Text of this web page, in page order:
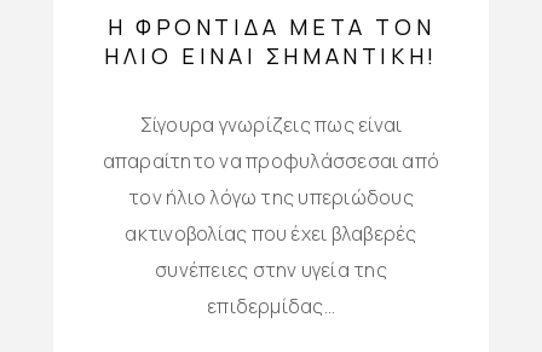
Η ΦΡΟΝΤΊΔΑ ΜΕΤΆ ΤΟΝ
ΉΛΙΟ ΕΊΝΑΙ ΣΗΜΑΝΤΙΚΉ!
Σίγουρα γνωρίζεις πως είναι
απαραίτητο να προφυλάσσεσαι από
τον ήλιο λόγω της υπεριώδους
ακτινοβολίας που έχει βλαβερές
συνέπειες στην υγεία της
επιδερμίδας…